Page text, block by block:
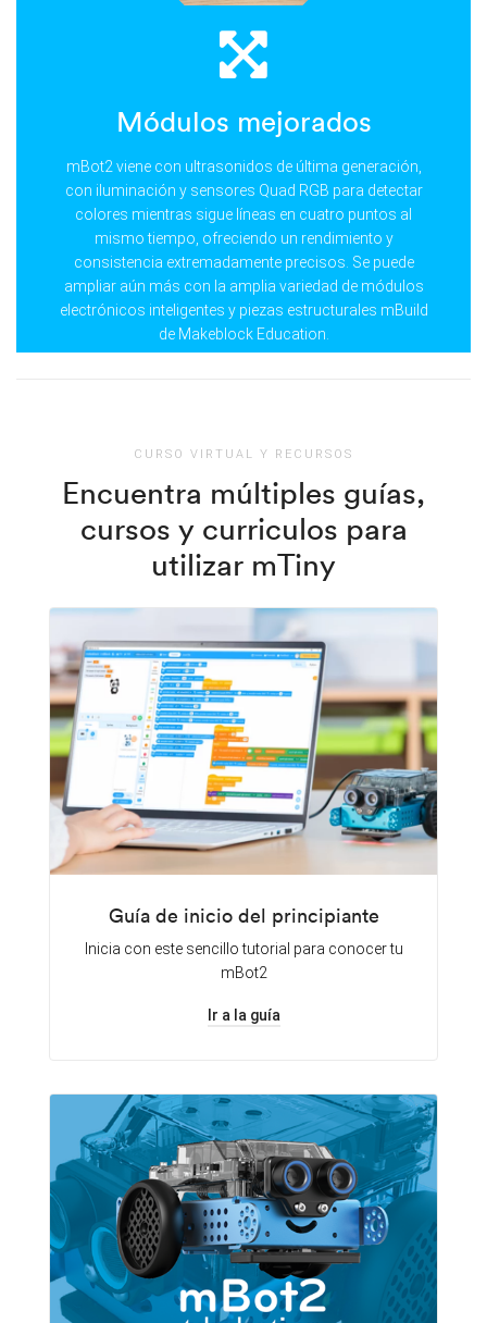
Módulos mejorados
mBot2 viene con ultrasonidos de última generación,
con iluminación y sensores Quad RGB para detectar
colores mientras sigue líneas en cuatro puntos al
mismo tiempo, ofreciendo un rendimiento y
consistencia extremadamente precisos. Se puede
ampliar aún más con la amplia variedad de módulos
electrónicos inteligentes y piezas estructurales mBuild
de Makeblock Education.
CURSO VIRTUAL Y RECURSOS
Encuentra múltiples guías,
cursos y curriculos para
utilizar mTiny
Guía de inicio del principiante
Inicia con este sencillo tutorial para conocer tu
mBot2
Ir a la guía